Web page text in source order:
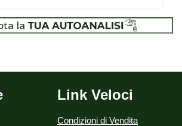
Link Veloci
Condizioni di Vendita